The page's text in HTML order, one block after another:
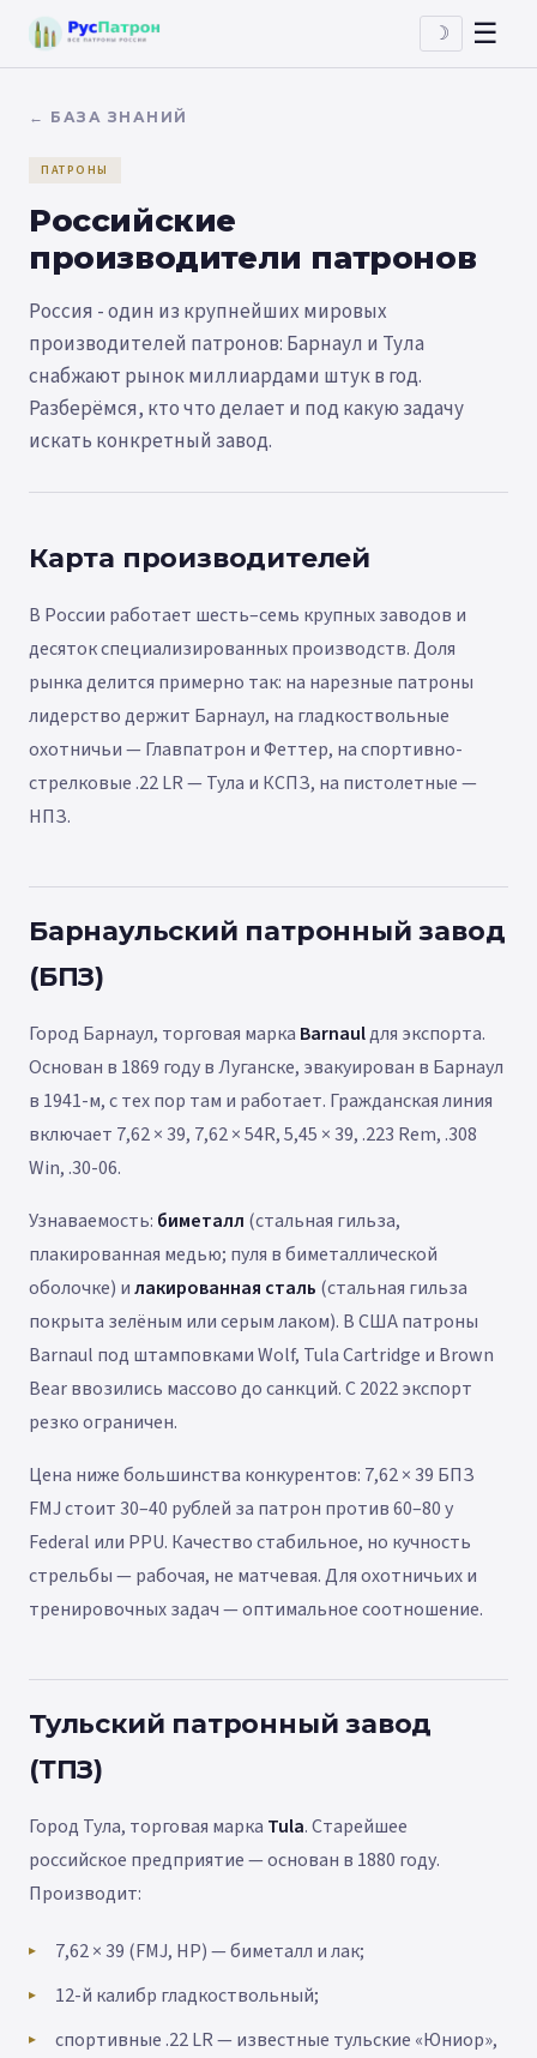
☽ ☰
← БАЗА ЗНАНИЙ
ПАТРОНЫ
Российские
производители патронов
Россия - один из крупнейших мировых
производителей патронов: Барнаул и Тула
снабжают рынок миллиардами штук в год.
Разберёмся, кто что делает и под какую задачу
искать конкретный завод.
Карта производителей
В России работает шесть–семь крупных заводов и
десяток специализированных производств. Доля
рынка делится примерно так: на нарезные патроны
лидерство держит Барнаул, на гладкоствольные
охотничьи — Главпатрон и Феттер, на спортивно-
стрелковые .22 LR — Тула и КСПЗ, на пистолетные —
НПЗ.
Барнаульский патронный завод
(БПЗ)
Город Барнаул, торговая марка Barnaulдля экспорта.
Основан в 1869 году в Луганске, эвакуирован в Барнаул
в 1941-м, с тех пор там и работает. Гражданская линия
включает 7,62 × 39, 7,62 × 54R, 5,45 × 39, .223 Rem, .308
Win, .30-06.
Узнаваемость: биметалл (стальная гильза,
плакированная медью; пуля в биметаллической
оболочке) илакированная сталь (стальная гильза
покрыта зелёным или серым лаком). В США патроны
Barnaul под штамповками Wolf, Tula Cartridge и Brown
Bear ввозились массово до санкций. С 2022 экспорт
резко ограничен.
Цена ниже большинства конкурентов: 7,62 × 39 БПЗ
FMJ стоит 30–40 рублей за патрон против 60–80 у
Federal или PPU. Качество стабильное, но кучность
стрельбы — рабочая, не матчевая. Для охотничьих и
тренировочных задач — оптимальное соотношение.
Тульский патронный завод
(ТПЗ)
Город Тула, торговая марка Tula. Старейшее
российское предприятие — основан в 1880 году.
Производит:
7,62 × 39 (FMJ, HP) — биметалл и лак;
12-й калибр гладкоствольный;
спортивные .22 LR — известные тульские «Юниор»,